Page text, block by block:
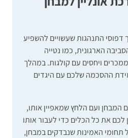
דפוסי התנהגות שעשויים להשפיע
הארגונית, כמו נטייה
ויחסים עם קולגות. במהלך
ההסכמה שלכם עם היגדים
המבחן ועם הלחץ שמאפיין אותו,
לכם את כל הכלים כדי לעבור אותו
האמינות שנבדקים במבחן,